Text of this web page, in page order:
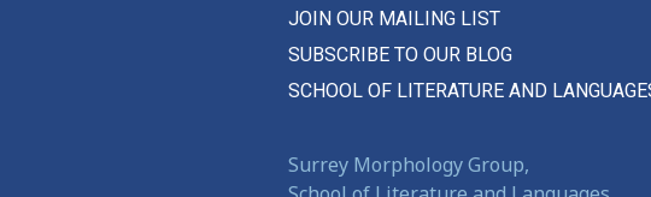
слой
слон
JOIN OUR MAILING LIST
SUBSCRIBE TO OUR BLOG
SCHOOL OF LITERATURE AND
Surrey Morphology Group,